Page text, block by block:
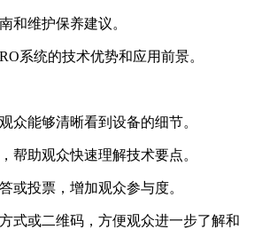
和维护保养建议。
系统的技术优势和应用前景。
众能够清晰看到设备的细节。
帮助观众快速理解技术要点。
或投票，增加观众参与度。
式或二维码，方便观众进一步了解和